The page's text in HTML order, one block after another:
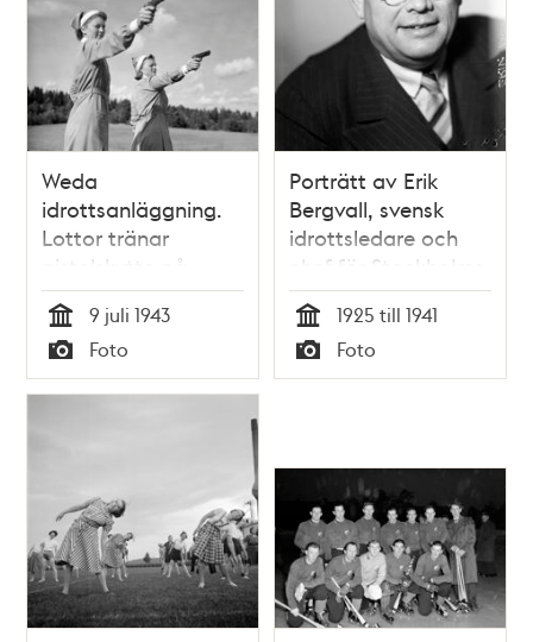
Weda
idrottsanläggning.
Lottor tränar
pistolskytte på
idrottsledarkurs i
Roslagen
Tid
9 juli 1943
Typ
Foto
Porträtt av Erik
Bergvall, svensk
idrottsledare och
chef för Stockholms
stadion (år 1916-
1946)
Tid
1925 till 1941
Typ
Foto